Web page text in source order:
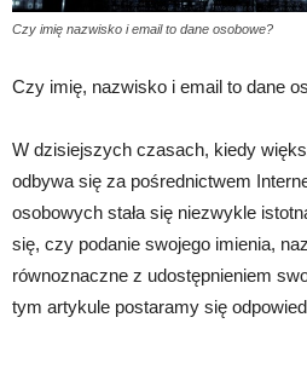
Czy imię nazwisko i email to dane osobowe?
Czy imię, nazwisko i email to dane
W dzisiejszych czasach, kiedy
odbywa się za pośrednictwem
osobowych stała się niezwykle
się, czy podanie swojego imienia,
równoznaczne z udostępnieniem
tym artykule postaramy się